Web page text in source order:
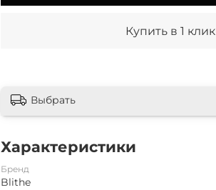
Купить в 1 клик
Выбрать
Характеристики
Бренд
Blithe